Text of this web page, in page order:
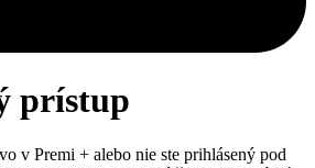
prístup
v Premi + alebo nie ste prihlásený pod